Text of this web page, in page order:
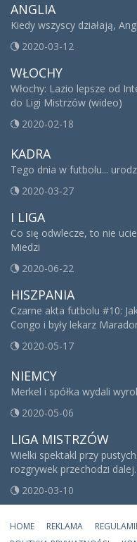
ANGLIA
Kiedy wszyscy działają,
2020-03-12
WŁOCHY
Włochy: Lazio lepsze od
do Ligi Mistrzów (wideo)
2020-02-18
KADRA
Tego dnia w futbolu...
2020-03-27
I LIGA
Co się odwlecze, to nie
Miedzi
2020-06-22
HISZPANIA
Czarne akta futbolu #10:
Congo i były lekarz
2020-05-17
NIEMCY
Merkel i spółka wydali
2020-05-06
LIGA MISTRZÓW
Wielki spektakl przy
rozgrywek przechodzi
2020-03-10
HOME REKLAMA